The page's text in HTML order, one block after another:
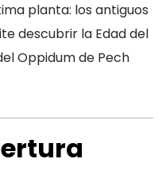
planta: los antiguos
descubrir la Edad del
Oppidum de Pech